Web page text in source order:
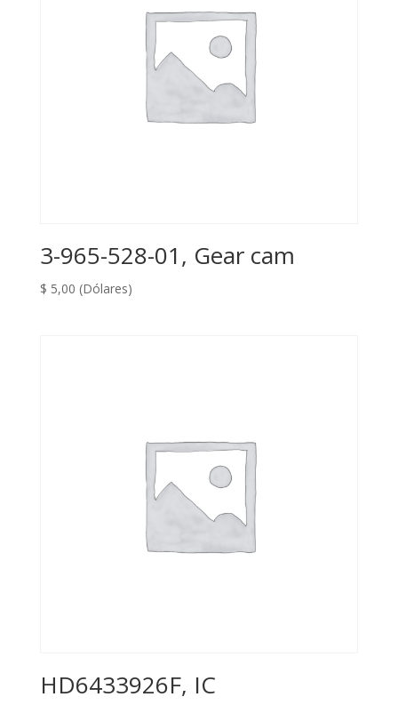
3-965-528-01, Gear cam
$ 5,00 (Dólares)
HD6433926F, IC